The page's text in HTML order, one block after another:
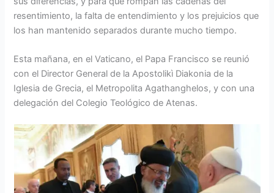
resentimiento, la falta de entendimiento y los prejuicios que
los han mantenido separados durante mucho tiempo.
Esta mañana, en el Vaticano, el Papa Francisco se reunió
con el Director General de la Apostolikì Diakonia de la
Iglesia de Grecia, el Metropolita Agathanghelos, y con una
delegación del Colegio Teológico de Atenas.